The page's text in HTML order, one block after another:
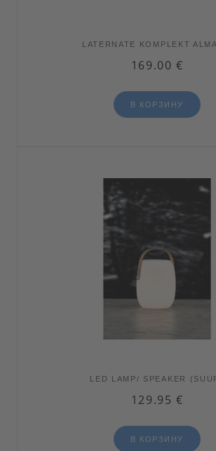
LATERNATE KOMPLEKT
169.00 €
В КОРЗИНУ
LED LAMP/ SPEAKER
129.95 €
В КОРЗИНУ